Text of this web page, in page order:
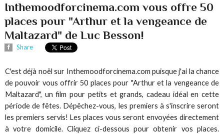
Inthemoodforcinema.com vous offre 50
places pour "Arthur et la vengeance de
Maltazard" de Luc Besson!
Share
C'est déjà noël sur Inthemoodforcinema.com puisque j'ai la chance
de pouvoir vous offrir 50 places pour "Arthur et la vengeance de
Maltazard", un film pour petits et grands, cadeau idéal en cette
période de fêtes. Dépêchez-vous, les premiers à s'inscrire seront
les premiers servis! Les places vous seront envoyées directement
à votre domicile. Cliquez ci-dessous pour obtenir vos places.